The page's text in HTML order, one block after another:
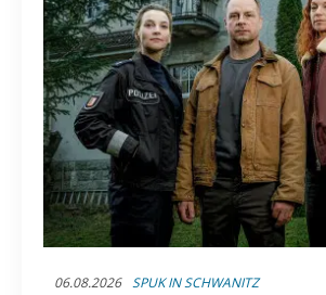
06.08.2026 SPUK IN SCHWANITZ